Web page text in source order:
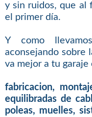
y sin ruidos, que al
el primer día.
Y como
aconsejando sobre
va mejor a tu garaje
fabricacion,
equilibradas de
poleas, muelles,